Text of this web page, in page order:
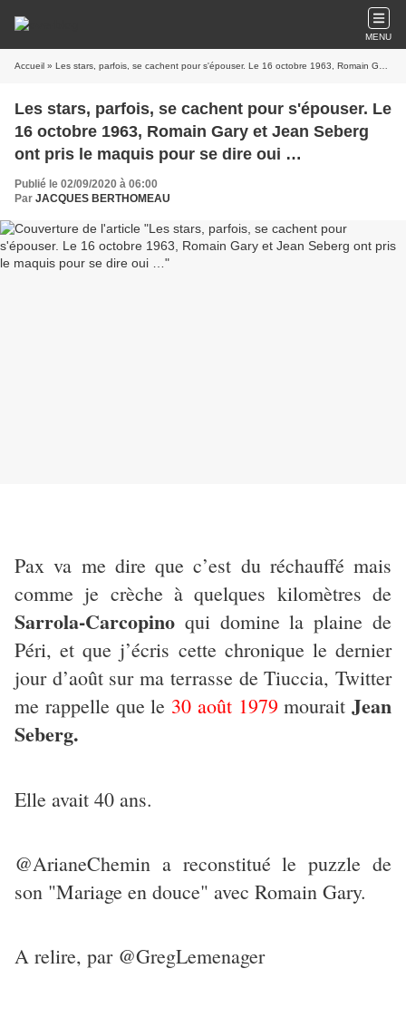
MENU
Accueil » Les stars, parfois, se cachent pour s'épouser. Le 16 octobre 1963, Romain Gary et Jean Seberg ont pris le maquis pour se dire oui …
Les stars, parfois, se cachent pour s'épouser. Le
16 octobre 1963, Romain Gary et Jean Seberg
ont pris le maquis pour se dire oui …
Publié le 02/09/2020 à 06:00
Par JACQUES BERTHOMEAU
Pax va me dire que c’est du réchauffé mais
comme je crèche à quelques kilomètres de
Sarrola-Carcopino qui domine la plaine de
Péri, et que j’écris cette chronique le dernier
jour d’août sur ma terrasse de Tiuccia, Twitter
me rappelle que le 30 août 1979mourait Jean
Seberg.
Elle avait 40 ans.
@ArianeChemin a reconstitué le puzzle de
son "Mariage en douce" avec Romain Gary.
A relire, par @GregLemenager